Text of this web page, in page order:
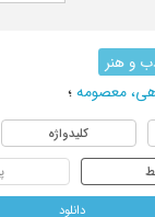
و هنر
معصومه ؛
کلیدواژه
دانلود